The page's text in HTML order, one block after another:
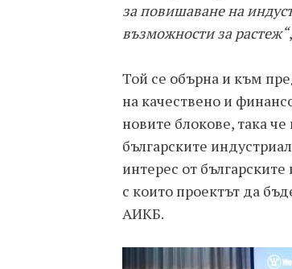
за повишаване на
възможности за растеж“,
Той се обърна и към
на качествено и
новите блокове, така
българските
интерес от
с които проектът да
АИКБ.